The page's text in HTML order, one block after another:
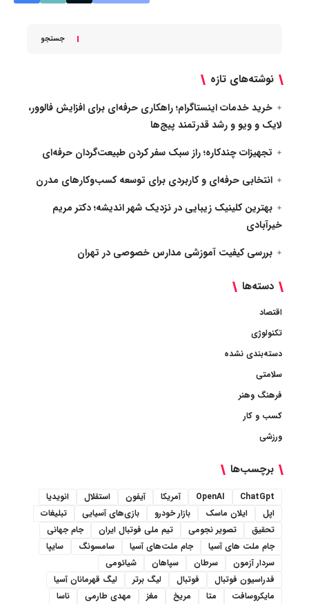
جستجو
نوشته‌های تازه
خرید خدمات اینستاگرام؛ راهکاری حرفه‌ای برای افزایش فالوور،
لایک و ویو و رشد قدرتمند پیج‌ها
تجهیزات چندکاره؛ راز سبک سفر کردن طبیعت‌گردان حرفه‌ای
انتخابی حرفه‌ای و کاربردی برای توسعه کسب‌وکارهای مدرن
بهترین کلینیک زیبایی در نزدیک شهر اندیشه؛ دکتر مریم
خیرآبادی
بررسی کیفیت آموزشی مدارس خصوصی در تهران
دسته‌ها
اقتصاد
تکنولوژی
دسته‌بندی نشده
سلامتی
فرهنگ وهنر
کسب و کار
ورزشی
برچسب‌ها
ChatGpt
OpenAI آمریکا آیفون استقلال
انویدیا
اپل
ایلان ماسک بازار خودرو بازی‌های آسیایی
تبلیغات
تحقیق
تصویر نجومی تیم ملی فوتبال ایران
جام جهانی
جام ملت های آسیا
جام ملت‌های آسیا سامسونگ
سایپا
سردار آزمون
سرطان سپاهان
شیائومی
فدراسیون فوتبال
فوتبال لیگ برتر
لیگ قهرمانان آسیا
مایکروسافت
متا مریخ مغز مهدی طارمی
ناسا